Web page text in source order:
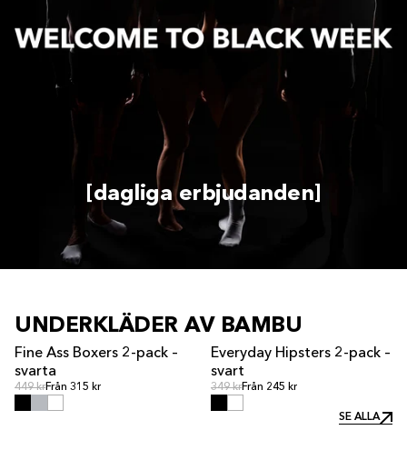
[dagliga erbjudanden]
UNDERKLÄDER AV BAMBU
Fine Ass Boxers 2-pack –
svarta
Ordinarie pris
449 krOrdinarie pris
Från 315 kr
REA
Everyday Hipsters 2-pack –
svart
Ordinarie pris
349 krOrdinarie pris
Från 245 kr
SE ALLA